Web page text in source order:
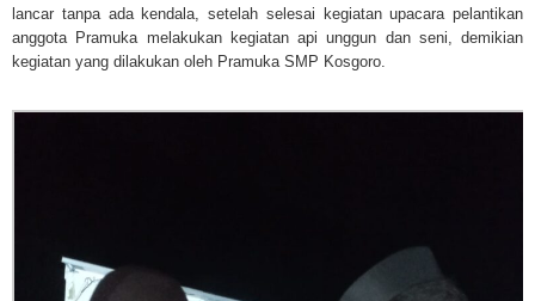
lancar tanpa ada kendala, setelah selesai kegiatan upacara pelantikan
anggota Pramuka melakukan kegiatan api unggun dan seni, demikian
kegiatan yang dilakukan oleh Pramuka SMP Kosgoro.